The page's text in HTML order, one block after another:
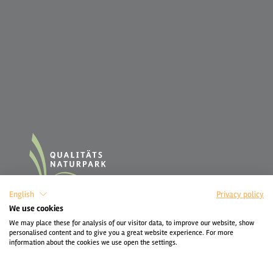
English
Privacy policy
We use cookies
We may place these for analysis of our visitor data, to improve our website, show
personalised content and to give you a great website experience. For more
information about the cookies we use open the settings.